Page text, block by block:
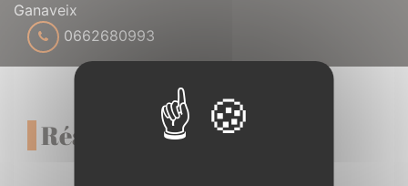
Ganaveix
0662680993
Réalisations